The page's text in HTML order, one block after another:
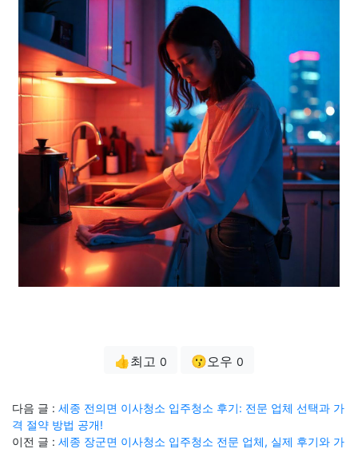
👍최고 0 😗오우 0
다음 글 : 세종 전의면 이사청소 입주청소 후기: 전문 업체 선택과 가
격 절약 방법 공개!
이전 글 : 세종 장군면 이사청소 입주청소 전문 업체, 실제 후기와 가